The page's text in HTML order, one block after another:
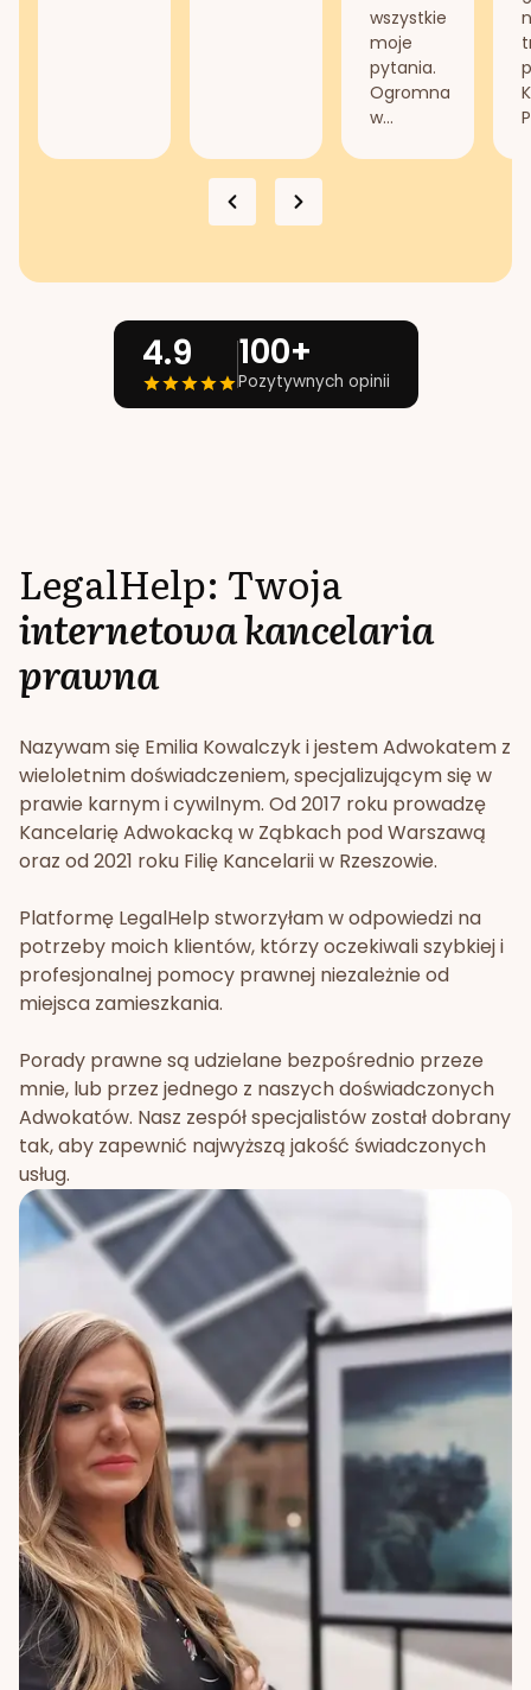
wszystkie
moje
pytania.
Ogromna
w...
4.9 100+
Pozytywnych opinii
LegalHelp: Twoja
internetowa kancelaria
prawna
Nazywam się Emilia Kowalczyk i jestem Adwokatem z
wieloletnim doświadczeniem, specjalizującym się w
prawie karnym i cywilnym. Od 2017 roku prowadzę
Kancelarię Adwokacką w Ząbkach pod Warszawą
oraz od 2021 roku Filię Kancelarii w Rzeszowie.
Platformę LegalHelp stworzyłam w odpowiedzi na
potrzeby moich klientów, którzy oczekiwali szybkiej i
profesjonalnej pomocy prawnej niezależnie od
miejsca zamieszkania.
Porady prawne są udzielane bezpośrednio przeze
mnie, lub przez jednego z naszych doświadczonych
Adwokatów. Nasz zespół specjalistów został dobrany
tak, aby zapewnić najwyższą jakość świadczonych
usług.